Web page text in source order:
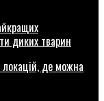
локацій, де можна